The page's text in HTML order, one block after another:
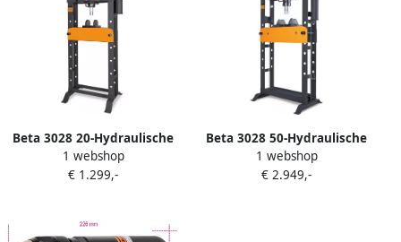
Beta 3028 20-Hydraulische
Werkplaatspers 030280020
1 webshop
€ 1.299,-
Beta 3028 50-Hydraulische
Werkplaatspers 030280050
1 webshop
€ 2.949,-